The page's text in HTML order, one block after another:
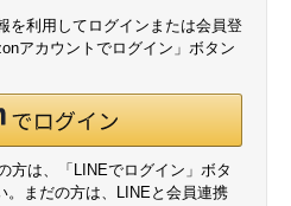
を利用してログインまたは会員登
アカウントでログイン」ボタン
方は、「LINEでログイン」ボタ
まだの方は、 LINEと会員連携